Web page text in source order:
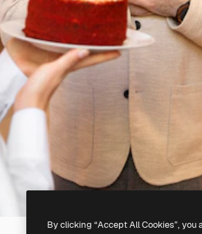
By clicking “Accept All Cookies”,